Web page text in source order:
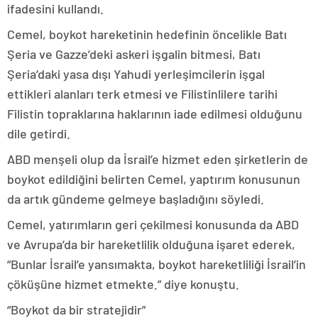
ifadesini kullandı.
Cemel, boykot hareketinin hedefinin öncelikle Batı
Şeria ve Gazze’deki askeri işgalin bitmesi, Batı
Şeria’daki yasa dışı Yahudi yerleşimcilerin işgal
ettikleri alanları terk etmesi ve Filistinlilere tarihi
Filistin topraklarına haklarının iade edilmesi olduğunu
dile getirdi.
ABD menşeli olup da İsrail’e hizmet eden şirketlerin de
boykot edildiğini belirten Cemel, yaptırım konusunun
da artık gündeme gelmeye başladığını söyledi.
Cemel, yatırımların geri çekilmesi konusunda da ABD
ve Avrupa’da bir hareketlilik olduğuna işaret ederek,
“Bunlar İsrail’e yansımakta, boykot hareketliliği İsrail’in
çöküşüne hizmet etmekte.” diye konuştu.
“Boykot da bir stratejidir”